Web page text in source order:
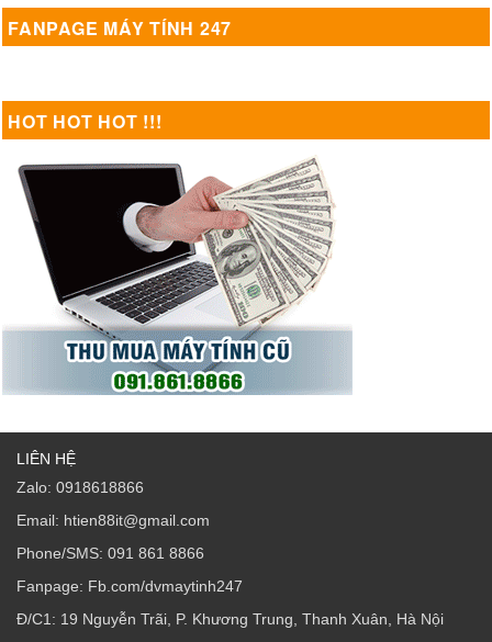
FANPAGE MÁY TÍNH 247
HOT HOT HOT !!!
LIÊN HỆ
Zalo: 0918618866
Email: htien88it@gmail.com
Phone/SMS: 091 861 8866
Fanpage: Fb.com/dvmaytinh247
Đ/C1: 19 Nguyễn Trãi, P. Khương Trung, Thanh Xuân, Hà Nội